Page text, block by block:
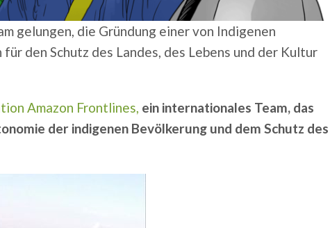
gelungen, die Gründung einer von Indigenen
den Schutz des Landes, des Lebens und der Kultur
Amazon Frontlines, ein internationales Team, das
der indigenen Bevölkerung und dem Schutz des